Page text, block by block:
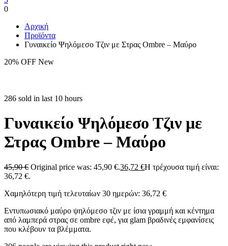
0
Αρχική
Προϊόντα
Γυναικείο Ψηλόμεσο Τζιν με Στρας Ombre – Μαύρο
20% OFF New
286 sold in last 10 hours
Γυναικείο Ψηλόμεσο Τζιν με
Στρας Ombre – Μαύρο
45,90€ Original price was: 45,90 €.36,72 €Η τρέχουσα τιμή είναι:
36,72 €.
Χαμηλότερη τιμή τελευταίων 30 ημερών: 36,72 €
Εντυπωσιακό μαύρο ψηλόμεσο τζιν με ίσια γραμμή και κέντημα
από λαμπερά στρας σε ombre εφέ, για glam βραδινές εμφανίσεις
που κλέβουν τα βλέμματα.